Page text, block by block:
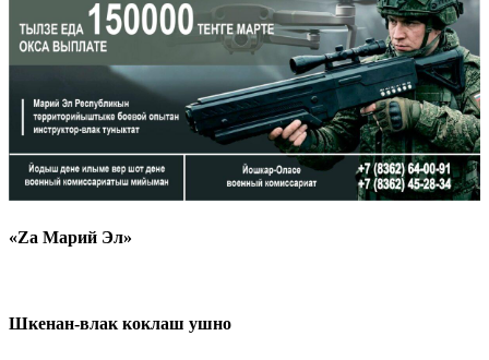
«Zа Марий Эл»
Шкенан-влак коклаш ушно